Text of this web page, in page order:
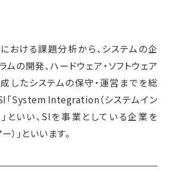
おける課題分析から、システムの企
ムの開発、ハードウェア・ソフトウェア
成したシステムの保守・運営までを総
「System Integration（システムイン
といい、SIを事業としている企業を
）」といいます。